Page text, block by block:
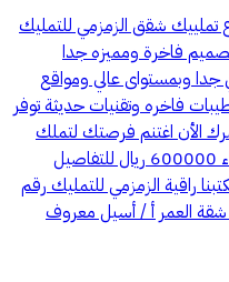
شقق الزمزمي للتمليك
فاخرة ومميزه جدا
185م تصميم رقي جدا وبمستواى عالي ومواقع
فاخره وتقنيات حديثة توفر
الأن اغتنم فرصتك لتملك
شقة العمر في مكه المكرمة واسعارنا تبداء 600000 ريال للتفاصيل
راقية الزمزمي للتمليك رقم